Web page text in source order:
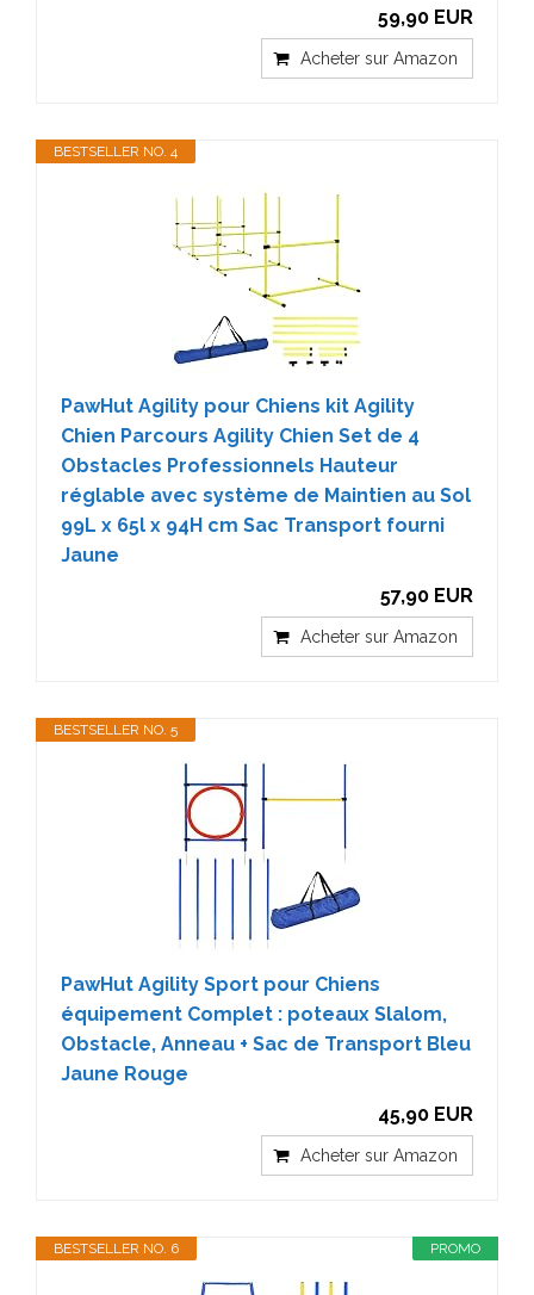
59,90 EUR
Acheter sur Amazon
BESTSELLER NO. 4
PawHut Agility pour Chiens kit Agility
Chien Parcours Agility Chien Set de 4
Obstacles Professionnels Hauteur
réglable avec système de Maintien au Sol
99L x 65l x 94H cm Sac Transport fourni
Jaune
57,90 EUR
Acheter sur Amazon
BESTSELLER NO. 5
PawHut Agility Sport pour Chiens
équipement Complet : poteaux Slalom,
Obstacle, Anneau + Sac de Transport Bleu
Jaune Rouge
45,90 EUR
Acheter sur Amazon
PROMO
BESTSELLER NO. 6